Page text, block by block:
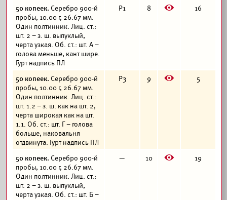
50 копеек. Серебро 900-й
пробы, 10.00 г, 26.67 мм.
Один полтинник. Лиц. ст.:
шт. 2 – з. ш. выпуклый,
черта узкая. Об. ст.: шт. А –
голова меньше, кант шире.
Гурт надпись ПЛ
Р1 8 E 16
50 копеек. Серебро 900-й
пробы, 10.00 г, 26.67 мм.
Один полтинник. Лиц. ст.:
шт. 1.2 – з. ш. как на шт. 2,
черта широкая как на шт.
1.1. Об. ст.: шт. Г – голова
больше, наковальня
отдвинута. Гурт надпись ПЛ
Р3 9 E 5
50 копеек. Серебро 900-й
пробы, 10.00 г, 26.67 мм.
Один полтинник. Лиц. ст.:
шт. 2 – з. ш. выпуклый,
черта узкая. Об. ст.: шт. Б –
— 10 E 19